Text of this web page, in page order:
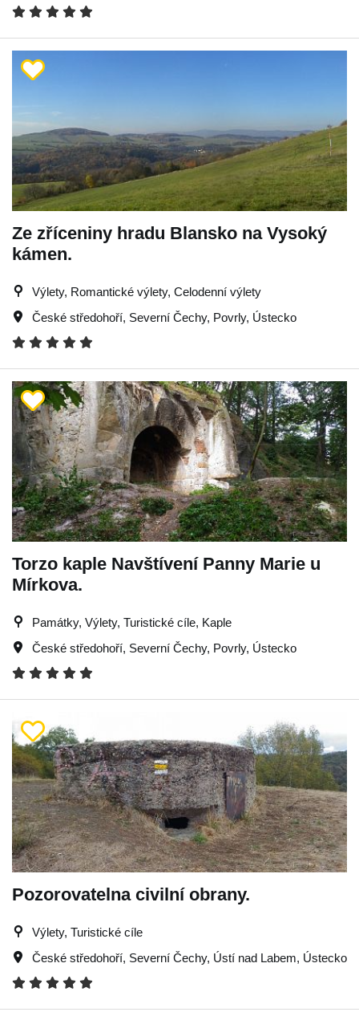
Ze zříceniny hradu Blansko na Vysoký
kámen.
Výlety, Romantické výlety, Celodenní výlety
České středohoří, Severní Čechy, Povrly, Ústecko
Torzo kaple Navštívení Panny Marie u
Mírkova.
Památky, Výlety, Turistické cíle, Kaple
České středohoří, Severní Čechy, Povrly, Ústecko
Pozorovatelna civilní obrany.
Výlety, Turistické cíle
České středohoří, Severní Čechy, Ústí nad Labem, Ústecko